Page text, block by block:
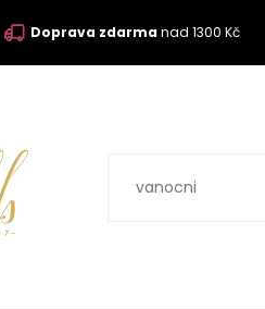
Doprava zdarmanad 1300 Kč